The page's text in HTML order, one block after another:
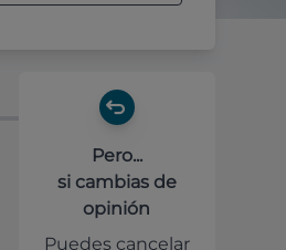
Pero...
si cambias de
opinión
Puedes cancelar